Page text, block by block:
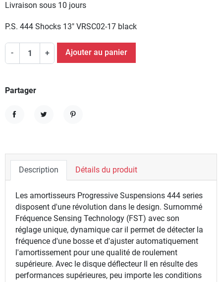
Livraison sous 10 jours
P.S. 444 Shocks 13" VRSC02-17 black
- + Ajouter au panier
Partager
Description Détails du produit
Les amortisseurs Progressive Suspensions 444 series
disposent d'une révolution dans le design. Surnommé
Fréquence Sensing Technology (FST) avec son
réglage unique, dynamique car il permet de détecter la
fréquence d'une bosse et d'ajuster automatiquement
l'amortissement pour une qualité de roulement
supérieure. Avec le disque déflecteur Il en résulte des
performances supérieures, peu importe les conditions